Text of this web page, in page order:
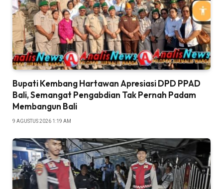
Bupati Kembang Hartawan Apresiasi DPD PPAD
Bali, Semangat Pengabdian Tak Pernah Padam
Membangun Bali
9 AGUSTUS 2026 1:19 AM